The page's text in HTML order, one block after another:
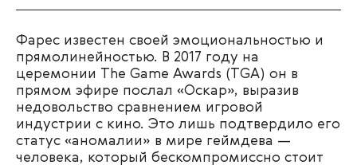
Фарес известен своей эмоциональностью и
прямолинейностью. В 2017 году на
церемонии The Game Awards (TGA) он в
прямом эфире послал «Оскар», выразив
недовольство сравнением игровой
индустрии с кино. Это лишь подтвердило его
статус «аномалии» в мире геймдева —
человека, который бескомпромиссно стоит